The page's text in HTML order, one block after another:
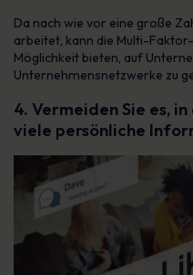
Da nach wie vor eine große
arbeitet, kann die Multi-
Möglichkeit bieten, auf
Unternehmensnetzwerke zu
4. Vermeiden Sie es,
viele persönliche